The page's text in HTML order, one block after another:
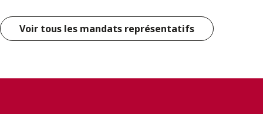
Voir tous les mandats représentatifs